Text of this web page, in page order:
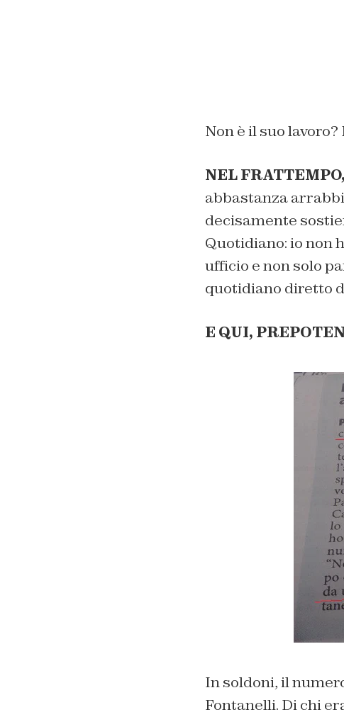
Non è il suo
NEL
abbastanza
decisamente
Quotidiano: io non
ufficio e non solo
quotidiano diretto
E QUI,
In soldoni, il
Fontanelli. Di chi